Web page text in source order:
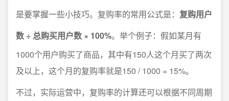
是要掌握一些小技巧。复购率的常用公式是： 复购用户
数 ÷ 总购买用户数 × 100%。举个例子：假如某月有
1000个用户购买了商品，其中有150人这个月买了两次
及以上，这个月的复购率就是150 / 1000 = 15%。
不过，实际运营中，复购率的计算还可以根据不同周期